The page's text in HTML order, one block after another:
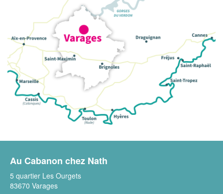
Au Cabanon chez Nath
5 quartier Les Ourgets
83670 Varages